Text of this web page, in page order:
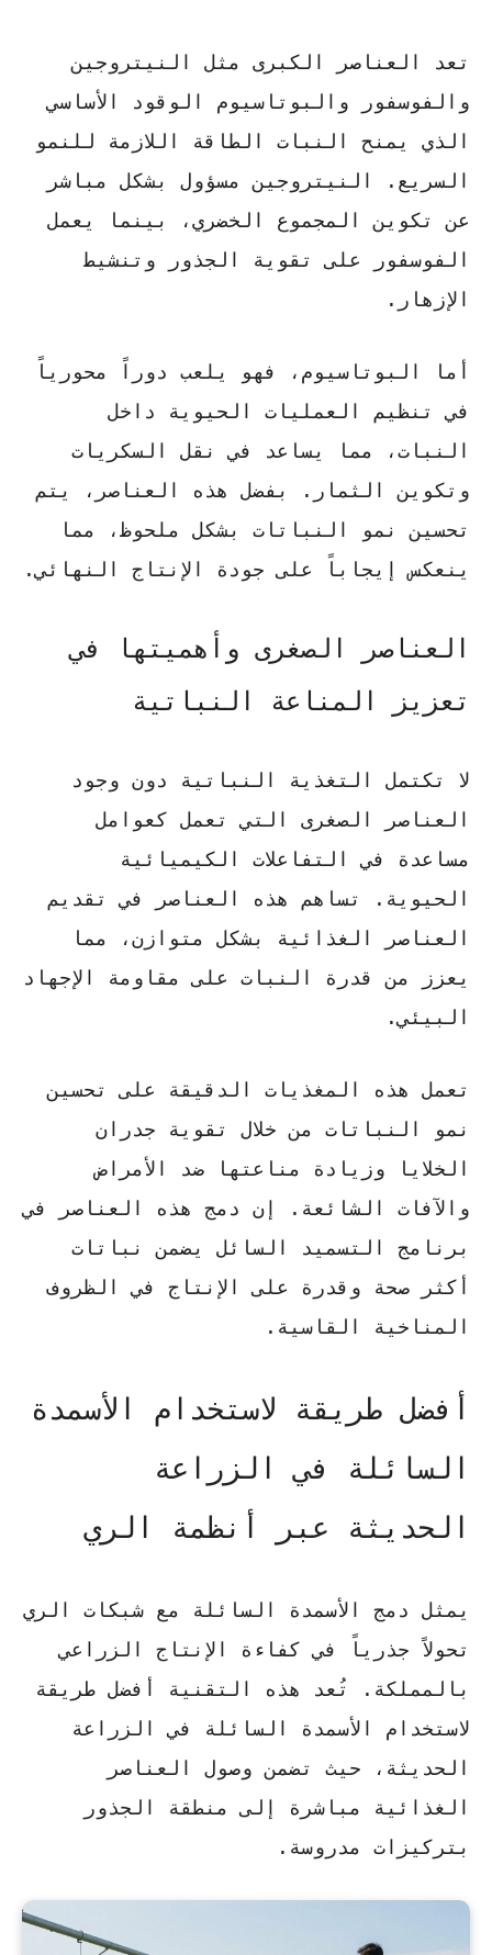
تعد العناصر الكبرى مثل النيتروجين
والفوسفور والبوتاسيوم الوقود الأساسي
الذي يمنح النبات الطاقة اللازمة للنمو
السريع.
النيتروجينمسؤول بشكل مباشر
عن تكوين المجموع الخضري، بينما يعمل
الفوسفور
على تقوية الجذور وتنشيط
الإزهار.
أما البوتاسيوم ، فهو يلعب دوراً محورياً
في تنظيم العمليات الحيوية داخل
النبات، مما يساعد في نقل السكريات
وتكوين الثمار. بفضل هذه العناصر، يتم
تحسين نمو النباتات بشكل ملحوظ، مما
ينعكس إيجاباً على جودة الإنتاج النهائي.
العناصر الصغرى وأهميتها في
تعزيز المناعة النباتية
لا تكتمل التغذية النباتية دون وجود
العناصر الصغرى التي تعمل كعوامل
مساعدة في التفاعلات الكيميائية
الحيوية. تساهم هذه العناصر في
تقديم
العناصر الغذائية بشكل متوازن، مما
يعزز من قدرة النبات على مقاومة الإجهاد
البيئي.
تعمل هذه المغذيات الدقيقة على
تحسين
نمو النباتات من خلال تقوية جدران
الخلايا وزيادة مناعتها ضد الأمراض
والآفات الشائعة. إن دمج هذه العناصر في
برنامج التسميد السائل يضمن نباتات
أكثر صحة وقدرة على الإنتاج في الظروف
المناخية القاسية.
أفضل طريقة لاستخدام الأسمدة
السائلة في الزراعة
الحديثة عبر أنظمة الري
يمثل دمج الأسمدة السائلة مع شبكات الري
تحولاً جذرياً في كفاءة الإنتاج الزراعي
بالمملكة. تُعد هذه التقنية
أفضل طريقة
لاستخدام الأسمدة السائلة في الزراعة
الحديثة ، حيث تضمن وصول العناصر
الغذائية مباشرة إلى منطقة الجذور
بتركيزات مدروسة.